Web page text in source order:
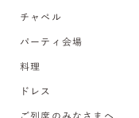
チャペル
パーティ会場
料理
ドレス